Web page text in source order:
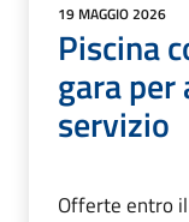
19 MAGGIO 2026
Piscina
gara
servizio
Offerte entro